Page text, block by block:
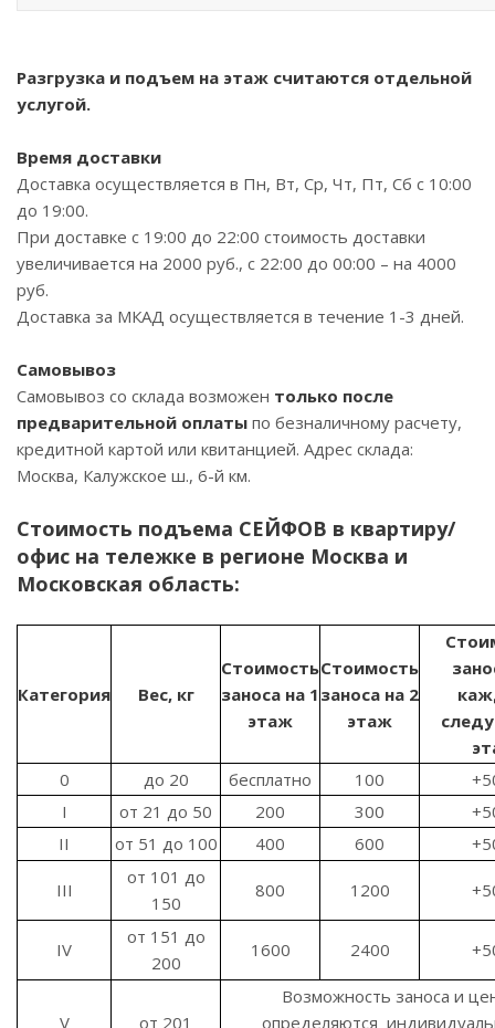
Разгрузка и подъем на этаж считаются отдельной
услугой.
Время доставки
Доставка осуществляется в Пн, Вт, Ср, Чт, Пт, Сб с 10:00
до 19:00.
При доставке с 19:00 до 22:00 стоимость доставки
увеличивается на 2000 руб., с 22:00 до 00:00 – на 4000
руб.
Доставка за МКАД осуществляется в течение 1-3 дней.
Самовывоз
Самовывоз со склада возможен только после
предварительной оплаты по безналичному расчету,
кредитной картой или квитанцией. Адрес склада:
Москва, Калужское ш., 6-й км.
Стоимость подъема СЕЙФОВ в квартиру/
офис на тележке в регионе Москва и
Московская область:
Категория Вес, кг
Стоимость
заноса на 1
этаж
Стоимость
заноса на 2
этаж
0
до 20 бесплатно 100
I
от 21 до 50 200 300
II
от 51 до 100 400 600
III
от 101 до
150
800 1200
IV
от 151 до
200
1600 2400
V от 201
Возможность заноса и
определяются